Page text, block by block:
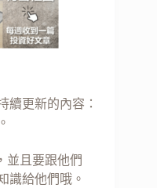
續更新的內容：
並且要跟他們
識給他們哦。